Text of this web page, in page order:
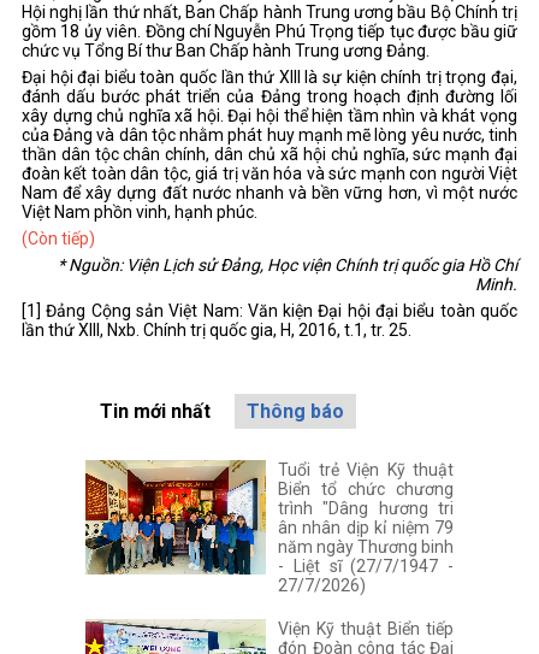
Hội nghị lần thứ nhất, Ban Chấp hành Trung ương bầu Bộ Chính trị
gồm 18 ủy viên. Đồng chí Nguyễn Phú Trọng tiếp tục được bầu giữ
chức vụ Tổng Bí thư Ban Chấp hành Trung ương Đảng.
Đại hội đại biểu toàn quốc lần thứ XIII là sự kiện chính trị trọng đại,
đánh dấu bước phát triển của Đảng trong hoạch định đường lối
xây dựng chủ nghĩa xã hội. Đại hội thể hiện tầm nhìn và khát vọng
của Đảng và dân tộc nhằm phát huy mạnh mẽ lòng yêu nước, tinh
thần dân tộc chân chính, dân chủ xã hội chủ nghĩa, sức mạnh đại
đoàn kết toàn dân tộc, giá trị văn hóa và sức mạnh con người Việt
Nam để xây dựng đất nước nhanh và bền vững hơn, vì một nước
Việt Nam phồn vinh, hạnh phúc.
(Còn tiếp)
* Nguồn: Viện Lịch sử Đảng, Học viện Chính trị quốc gia Hồ Chí
Minh.
[1] Đảng Cộng sản Việt Nam: Văn kiện Đại hội đại biểu toàn quốc
lần thứ XIII, Nxb. Chính trị quốc gia, H, 2016, t.1, tr. 25.
Tin mới nhất Thông báo
Tuổi trẻ Viện Kỹ thuật
Biển tổ chức chương
trình "Dâng hương tri
ân nhân dịp kỉ niệm 79
năm ngày Thương binh
- Liệt sĩ (27/7/1947 -
27/7/2026)
Viện Kỹ thuật Biển tiếp
đón Đoàn công tác Đại